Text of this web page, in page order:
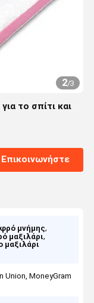
2/3
το σπίτι και
Επικοινωνήστε
μνήμης,
μαξιλάρι,
μαξιλάρι
Union, MoneyGram